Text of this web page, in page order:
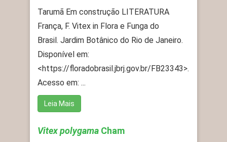
Tarumã Em construção LITERATURA
França, F. Vitex in Flora e Funga do
Brasil. Jardim Botânico do Rio de Janeiro.
Disponível em:
<https://floradobrasil.jbrj.gov.br/FB23343>.
Acesso em: ...
Leia Mais
Vitex polygama Cham